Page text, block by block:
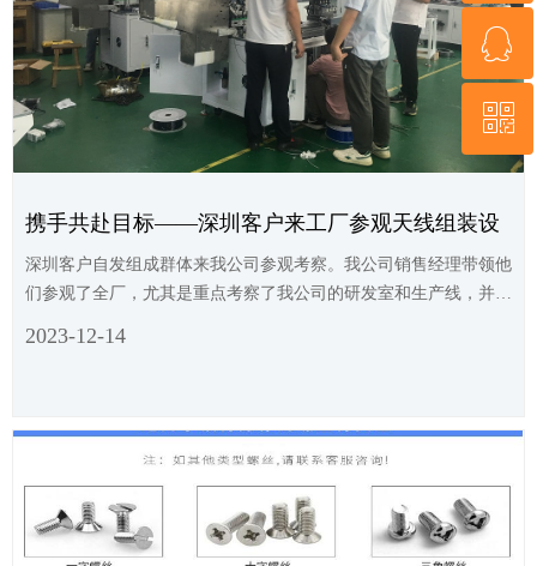
携手共赴目标——深圳客户来工厂参观天线组装设
备
深圳客户自发组成群体来我公司参观考察。我公司销售经理带领他
们参观了全厂，尤其是重点考察了我公司的研发室和生产线，并且
2023-12-14
ꁗ
QQ客服
ꀥ